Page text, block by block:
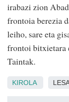
irabazi zion
frontoia berezia
leiho, sare eta
frontoi bitxietara
Taintak.
KIROLA